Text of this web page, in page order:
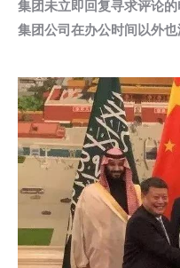
集团未立即回复寻求评论
集团公司在办公时间以外也